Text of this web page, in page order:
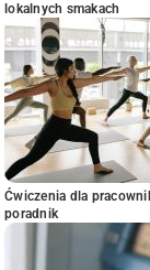
lokalnych smakach
Ćwiczenia dla
poradnik